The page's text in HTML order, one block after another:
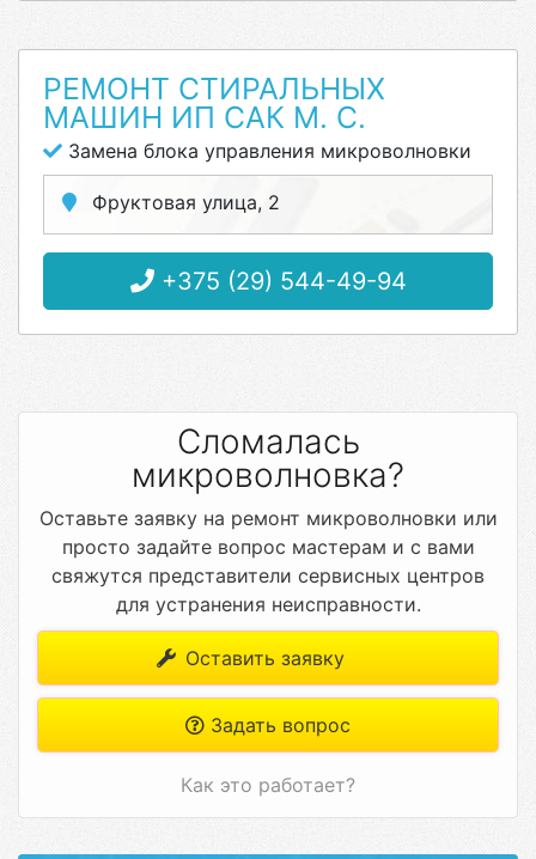
РЕМОНТ СТИРАЛЬНЫХ
МАШИН ИП САК М. С.
Замена блока управления микроволновки
Фруктовая улица, 2
+375 (29) 544-49-94
Сломалась
микроволновка?
Оставьте заявку на ремонт микроволновки или
просто задайте вопрос мастерам и с вами
свяжутся представители сервисных центров
для устранения неисправности.
Оставить заявку
Задать вопрос
Как это работает?